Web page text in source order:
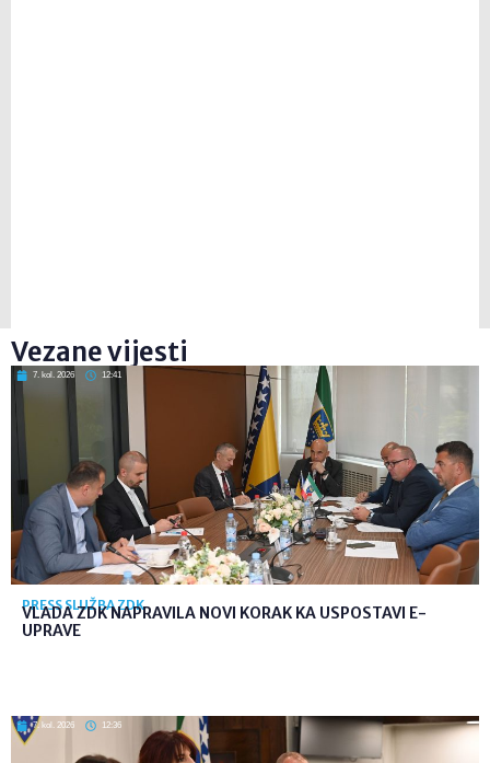
Vezane vijesti
7. kol. 2026 12:41
PRESS SLUŽBA ZDK
VLADA ZDK NAPRAVILA NOVI KORAK KA USPOSTAVI E-
UPRAVE
7. kol. 2026 12:36